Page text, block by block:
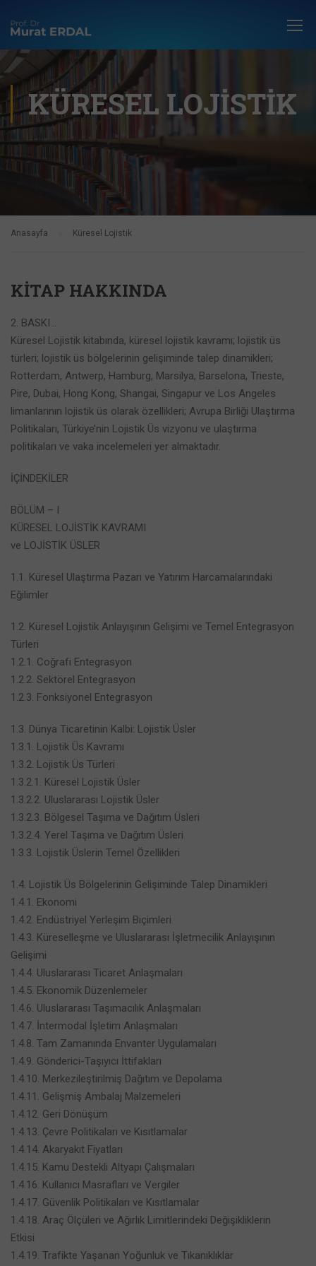
KÜRESEL LOJISTIK
Anasayfa Küresel Lojistik
KITAP HAKKINDA
2. BASKI…
Küresel Lojistik kitabında, küresel lojistik kavramı; lojistik üs
türleri; lojistik üs bölgelerinin gelişiminde talep dinamikleri;
Rotterdam, Antwerp, Hamburg, Marsilya, Barselona, Trieste,
Pire, Dubai, Hong Kong, Shangai, Singapur ve Los Angeles
limanlarının lojistik üs olarak özellikleri; Avrupa Birliği Ulaştırma
Politikaları, Türkiye’nin Lojistik Üs vizyonu ve ulaştırma
politikaları ve vaka incelemeleri yer almaktadır.
İÇİNDEKİLER
BÖLÜM – I
KÜRESEL LOJİSTİK KAVRAMI
ve LOJİSTİK ÜSLER
1.1. Küresel Ulaştırma Pazarı ve Yatırım Harcamalarındaki
Eğilimler
1.2. Küresel Lojistik Anlayışının Gelişimi ve Temel Entegrasyon
Türleri
1.2.1. Coğrafi Entegrasyon
1.2.2. Sektörel Entegrasyon
1.2.3. Fonksiyonel Entegrasyon
1.3. Dünya Ticaretinin Kalbi: Lojistik Üsler
1.3.1. Lojistik Üs Kavramı
1.3.2. Lojistik Üs Türleri
1.3.2.1. Küresel Lojistik Üsler
1.3.2.2. Uluslararası Lojistik Üsler
1.3.2.3. Bölgesel Taşıma ve Dağıtım Üsleri
1.3.2.4. Yerel Taşıma ve Dağıtım Üsleri
1.3.3. Lojistik Üslerin Temel Özellikleri
1.4. Lojistik Üs Bölgelerinin Gelişiminde Talep Dinamikleri
1.4.1. Ekonomi
1.4.2. Endüstriyel Yerleşim Biçimleri
1.4.3. Küreselleşme ve Uluslararası İşletmecilik Anlayışının
Gelişimi
1.4.4. Uluslararası Ticaret Anlaşmaları
1.4.5. Ekonomik Düzenlemeler
1.4.6. Uluslararası Taşımacılık Anlaşmaları
1.4.7. İntermodal İşletim Anlaşmaları
1.4.8. Tam Zamanında Envanter Uygulamaları
1.4.9. Gönderici-Taşıyıcı İttifakları
1.4.10. Merkezileştirilmiş Dağıtım ve Depolama
1.4.11. Gelişmiş Ambalaj Malzemeleri
1.4.12. Geri Dönüşüm
1.4.13. Çevre Politikaları ve Kısıtlamalar
1.4.14. Akaryakıt Fiyatları
1.4.15. Kamu Destekli Altyapı Çalışmaları
1.4.16. Kullanıcı Masrafları ve Vergiler
1.4.17. Güvenlik Politikaları ve Kısıtlamalar
1.4.18. Araç Ölçüleri ve Ağırlık Limitlerindeki Değişikliklerin
Etkisi
1.4.19. Trafikte Yaşanan Yoğunluk ve Tıkanıklıklar